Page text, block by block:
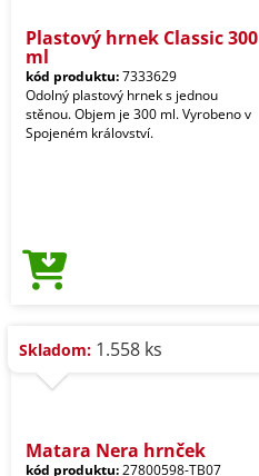
Plastový hrnek Classic 300
ml
kód produktu:7333629
Odolný plastový hrnek s jednou
stěnou. Objem je 300 ml. Vyrobeno v
Spojeném království.
Skladom: 1.558 ks
Matara Nera hrnček
kód produktu:27800598-TB07